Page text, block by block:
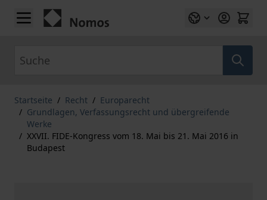
Zum Inhalt springen
Startseite / Recht / Europarecht
/ Grundlagen, Verfassungsrecht und übergreifende
Werke
/ XXVII. FIDE-Kongress vom 18. Mai bis 21. Mai 2016 in
Budapest